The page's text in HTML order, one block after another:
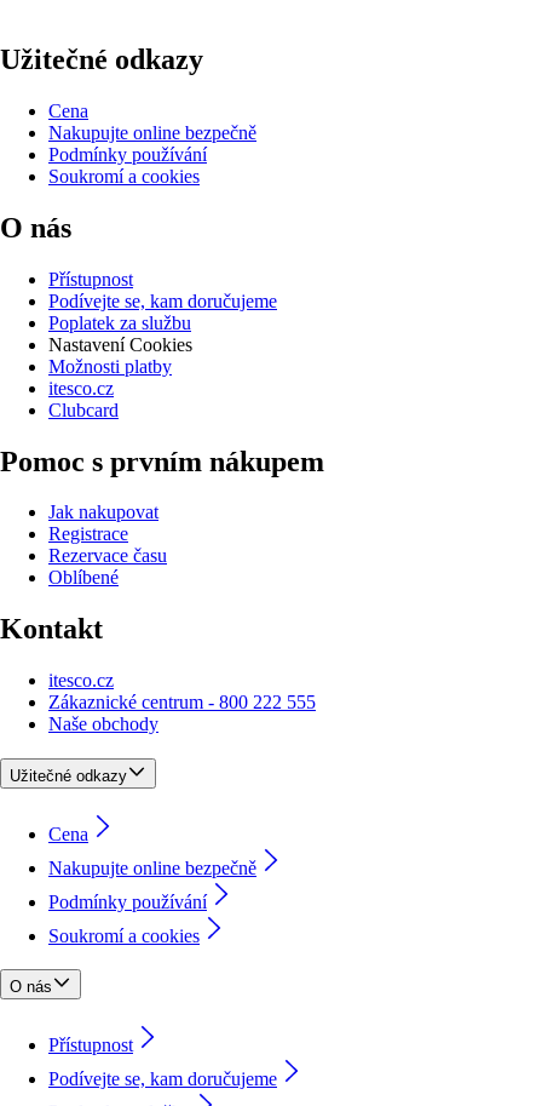
Užitečné odkazy
Cena
Nakupujte online bezpečně
Podmínky používání
Soukromí a cookies
O nás
Přístupnost
Podívejte se, kam doručujeme
Poplatek za službu
Nastavení Cookies
Možnosti platby
itesco.cz
Clubcard
Pomoc s prvním nákupem
Jak nakupovat
Registrace
Rezervace času
Oblíbené
Kontakt
itesco.cz
Zákaznické centrum - 800 222 555
Naše obchody
Užitečné odkazy
Cena
Nakupujte online bezpečně
Podmínky používání
Soukromí a cookies
O nás
Přístupnost
Podívejte se, kam doručujeme